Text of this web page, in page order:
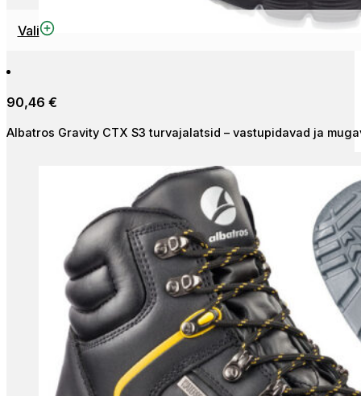
Vali
Sellel
varianti.
saab
90,46 €
Albatros Gravity CTX S3 turvajalatsid – vastupidavad ja